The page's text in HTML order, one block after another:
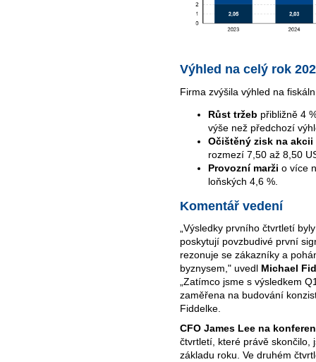
Výhled na celý rok
Firma zvýšila výhled na
Růst tržeb přibližně 4
výše než předchozí
Očištěný zisk na akcii
rozmezí 7,50 až 8,50
Provozní marži o více
loňských 4,6 %.
Komentář vedení
„Výsledky prvního čtvrtletí
poskytují povzbudivé první
rezonuje se zákazníky a
byznysem," uvedl Michael
„Zatímco jsme s výsledkem
zaměřena na budování
Fiddelke.
CFO James Lee na
čtvrtletí, které právě skončilo,
základu roku. Ve druhém